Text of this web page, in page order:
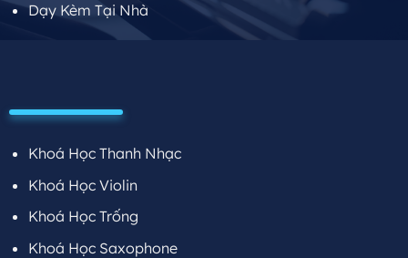
Dạy Kèm Tại Nhà
Khoá Học Thanh Nhạc
Khoá Học Violin
Khoá Học Trống
Khoá Học Saxophone